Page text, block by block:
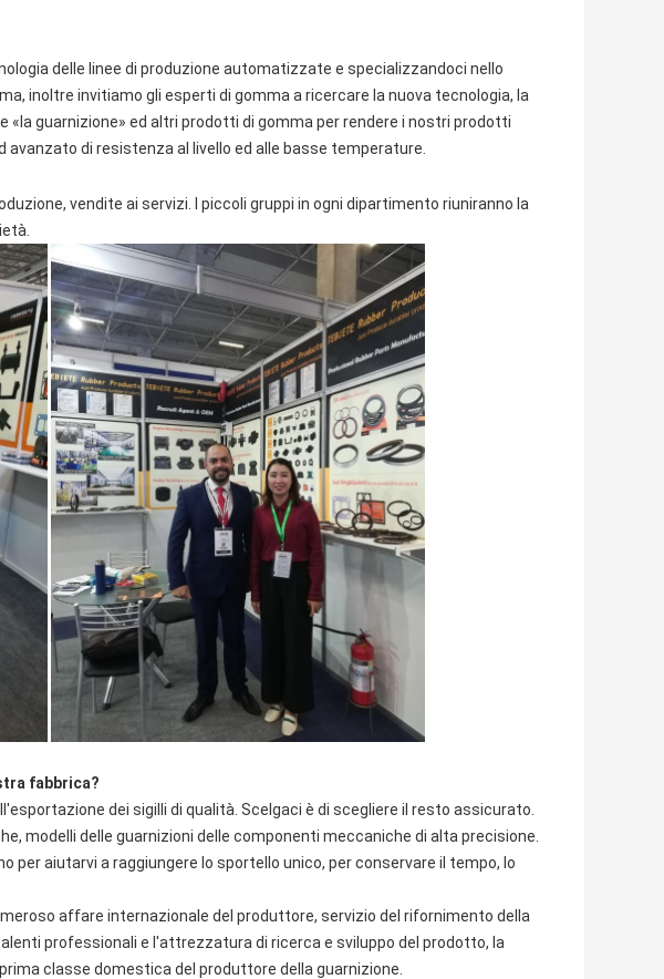
delle linee di produzione automatizzate e specializzandoci nello
inoltre invitiamo gli esperti di gomma a ricercare la nuova tecnologia, la
«la guarnizione» ed altri prodotti di gomma per rendere i nostri prodotti
di resistenza al livello ed alle basse temperature.
vendite ai servizi. I piccoli gruppi in ogni dipartimento riuniranno la
fabbrica?
dei sigilli di qualità. Scelgaci è di scegliere il resto assicurato.
modelli delle guarnizioni delle componenti meccaniche di alta precisione.
per aiutarvi a raggiungere lo sportello unico, per conservare il tempo, lo
affare internazionale del produttore, servizio del rifornimento della
professionali e l'attrezzatura di ricerca e sviluppo del prodotto, la
classe domestica del produttore della guarnizione.